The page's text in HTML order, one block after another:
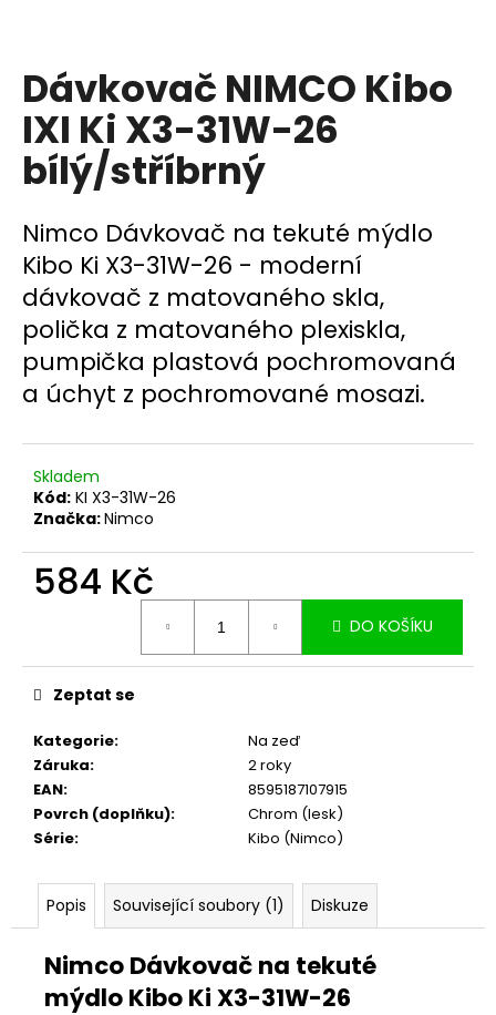
Dávkovač NIMCO Kibo
IXI Ki X3-31W-26
bílý/stříbrný
Nimco Dávkovač na tekuté mýdlo
Kibo Ki X3-31W-26 - moderní
dávkovač z matovaného skla,
polička z matovaného plexiskla,
pumpička plastová pochromovaná
a úchyt z pochromované mosazi.
Skladem
Kód: KI X3-31W-26
Značka:Nimco
584 Kč
DO KOŠÍKU
Kategorie:
Na zeď
Záruka:
2 roky
EAN:
8595187107915
Povrch (doplňku):
Chrom (lesk)
Série: Kibo (Nimco)
Zeptat se
Popis Související soubory (1) Diskuze
Nimco Dávkovač na tekuté
mýdlo Kibo Ki X3-31W-26
í
t
?
HLEDAT
D
o
p
r
u
č
u
j
m